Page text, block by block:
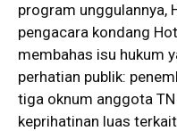
program unggulannya,
pengacara kondang
membahas isu hukum
perhatian publik:
tiga oknum anggota
keprihatinan luas